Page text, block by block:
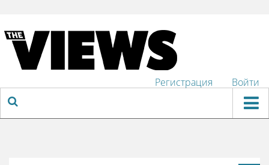
Войти
Регистрация